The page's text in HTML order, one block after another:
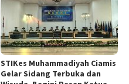
STIKes Muhammadiyah Ciamis
Gelar Sidang Terbuka dan